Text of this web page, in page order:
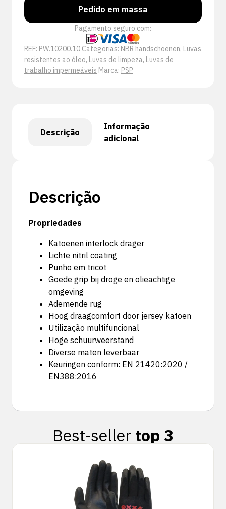
NBR
Lite
Werkhandschoen
Pedido em massa
Pagamento seguro com:
REF: PW.10200.10 Categorias: NBR handschoenen, Luvas
resistentes ao óleo, Luvas de limpeza, Luvas de
trabalho impermeáveis Marca: PSP
Descrição
Informação
adicional
Descrição
Propriedades
Katoenen interlock drager
Lichte nitril coating
Punho em tricot
Goede grip bij droge en olieachtige
omgeving
Ademende rug
Hoog draagcomfort door jersey katoen
Utilização multifuncional
Hoge schuurweerstand
Diverse maten leverbaar
Keuringen conform: EN 21420:2020 /
EN388:2016
Best-seller top 3